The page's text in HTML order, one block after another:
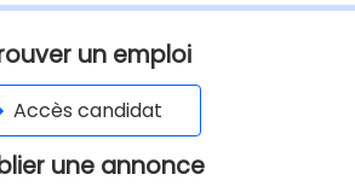
un emploi
Accès candidat
une annonce